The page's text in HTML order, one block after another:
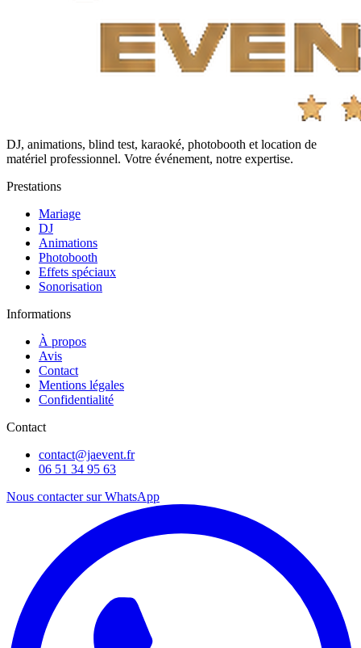
DJ, animations, blind test, karaoké, photobooth et location de
matériel professionnel. Votre événement, notre expertise.
Prestations
Mariage
DJ
Animations
Photobooth
Effets spéciaux
Sonorisation
Informations
À propos
Avis
Contact
Mentions légales
Confidentialité
Contact
contact@jaevent.fr
06 51 34 95 63
Nous contacter sur WhatsApp